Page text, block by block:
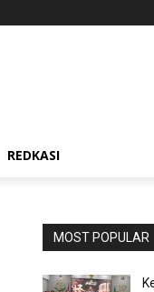
REDKASI
MOST POPULAR